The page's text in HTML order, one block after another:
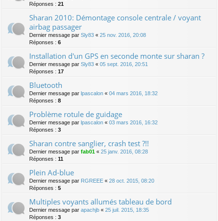
Réponses : 21
Sharan 2010: Démontage console centrale / voyant
airbag passager
Dernier message par Sly83 « 25 nov. 2016, 20:08
Réponses : 6
Installation d'un GPS en seconde monte sur sharan ?
Dernier message par Sly83 « 05 sept. 2016, 20:51
Réponses : 17
Bluetooth
Dernier message par lpascalon « 04 mars 2016, 18:32
Réponses : 8
Problème rotule de guidage
Dernier message par lpascalon « 03 mars 2016, 16:32
Réponses : 3
Sharan contre sanglier, crash test ?!!
Dernier message par fab01 « 25 janv. 2016, 08:28
Réponses : 11
Plein Ad-blue
Dernier message par RGREEE « 28 oct. 2015, 08:20
Réponses : 5
Multiples voyants allumés tableau de bord
Dernier message par apachjb « 25 juil. 2015, 18:35
Réponses : 3